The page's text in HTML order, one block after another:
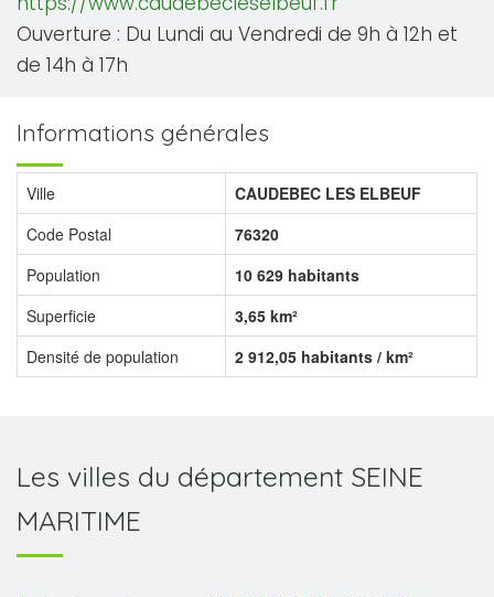
Ouverture : Du Lundi au Vendredi de 9h à 12h et
de 14h à 17h
Informations générales
Ville
CAUDEBEC LES ELBEUF
Code Postal
76320
Population
10 629 habitants
Superficie
3,65 km²
Densité de population
2 912,05 habitants / km²
Les villes du département SEINE
MARITIME